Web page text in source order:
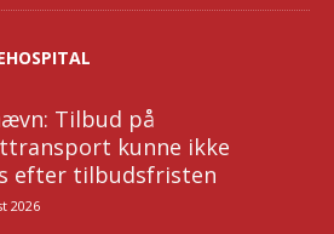
Tilbud på
kunne ikke
efter tilbudsfristen
2026